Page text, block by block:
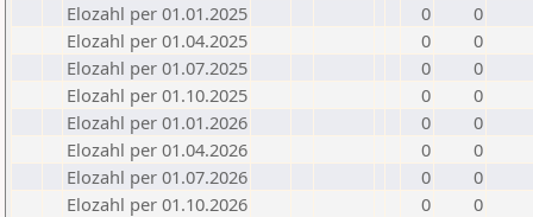
Elozahl per 01.01.2025
0
0
Elozahl per 01.04.2025
0
0
Elozahl per 01.07.2025
0
0
Elozahl per 01.10.2025
0
0
Elozahl per 01.01.2026
0
0
Elozahl per 01.04.2026
0
0
Elozahl per 01.07.2026
0
0
Elozahl per 01.10.2026
0 0